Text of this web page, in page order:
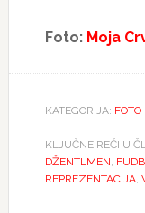
Foto: Moja
KATEGORIJA: FOTO
KLJUČNE REČI U
DŽENTLMEN,
REPREZENTACIJA,